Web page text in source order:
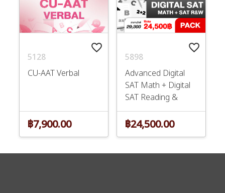
favorite_border
5128
CU-AAT Verbal
฿7,900.00
favorite_border
5898
Advanced Digital
SAT Math + Digital
SAT Reading &
Writing
฿24,500.00